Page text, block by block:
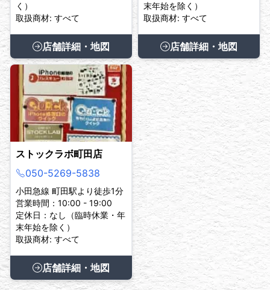
く）
取扱商材: すべて
店舗詳細・地図
末年始を除く）
取扱商材: すべて
店舗詳細・地図
ストックラボ町田店
050-5269-5838
小田急線 町田駅より徒歩1分
営業時間：10:00 - 19:00
定休日：なし（臨時休業・年
末年始を除く）
取扱商材: すべて
店舗詳細・地図